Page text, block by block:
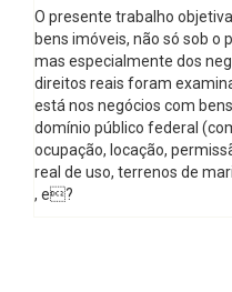
O presente trabalho
bens imóveis, não só sob o
mas especialmente dos
direitos reais foram
está nos negócios com
domínio público federal
ocupação, locação,
real de uso, terrenos de
, e?